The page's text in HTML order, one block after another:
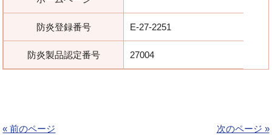
防炎登録番号 E-27-2251
防炎製品認定番号 27004
« 前のページ 次のページ »